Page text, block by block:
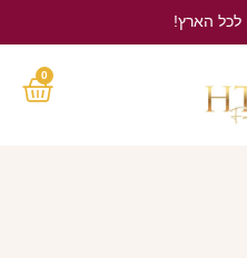
לכל הארץ!
0